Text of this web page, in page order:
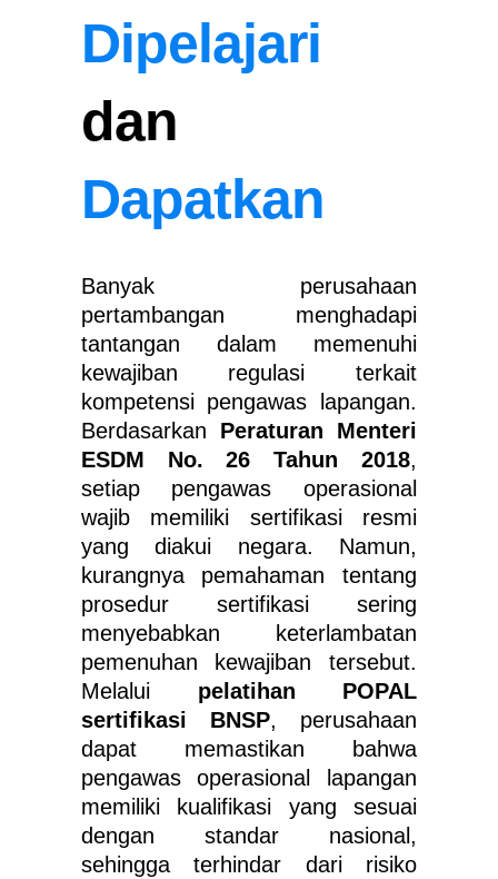
Dipelajari
dan
Dapatkan
Banyak perusahaan
pertambangan menghadapi
tantangan dalam memenuhi
kewajiban regulasi terkait
kompetensi pengawas lapangan.
Berdasarkan Peraturan Menteri
ESDM No. 26 Tahun 2018,
setiap pengawas operasional
wajib memiliki sertifikasi resmi
yang diakui negara. Namun,
kurangnya pemahaman tentang
prosedur sertifikasi sering
menyebabkan keterlambatan
pemenuhan kewajiban tersebut.
Melalui pelatihan POPAL
sertifikasi BNSP, perusahaan
dapat memastikan bahwa
pengawas operasional lapangan
memiliki kualifikasi yang sesuai
dengan standar nasional,
sehingga terhindar dari risiko